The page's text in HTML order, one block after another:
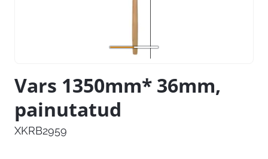
Vars 1350mm* 36mm,
painutatud
XKRB2959